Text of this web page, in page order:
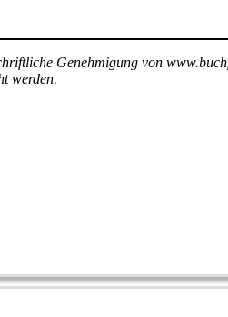
Genehmigung von
werden.